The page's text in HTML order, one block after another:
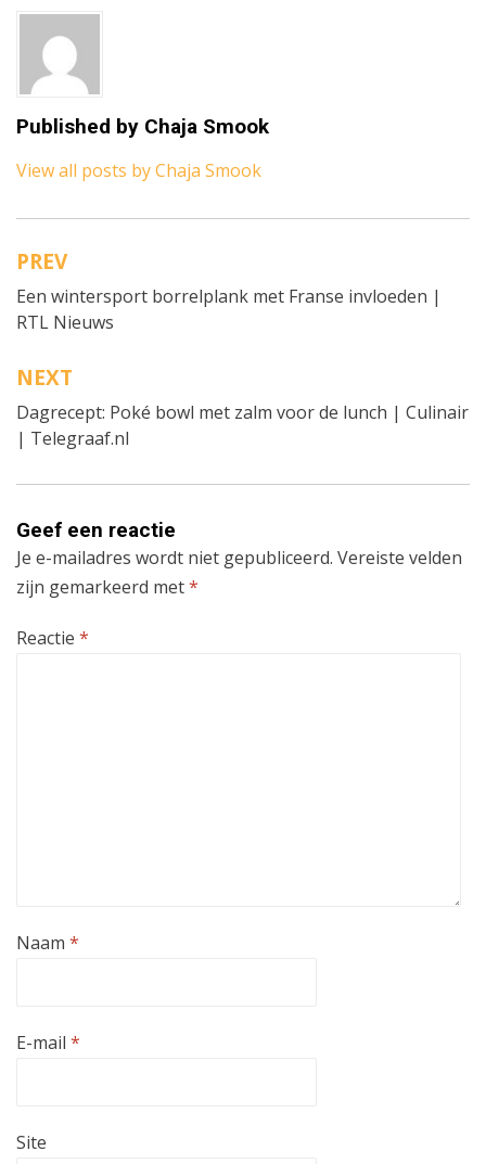
Published by Chaja Smook
View all posts by Chaja Smook
Bericht
navigatie
PREV
Een wintersport borrelplank met Franse invloeden |
RTL Nieuws
NEXT
Dagrecept: Poké bowl met zalm voor de lunch | Culinair
| Telegraaf.nl
Geef een reactie
Je e-mailadres wordt niet gepubliceerd. Vereiste velden
zijn gemarkeerd met*
Reactie *
Naam *
E-mail *
Site